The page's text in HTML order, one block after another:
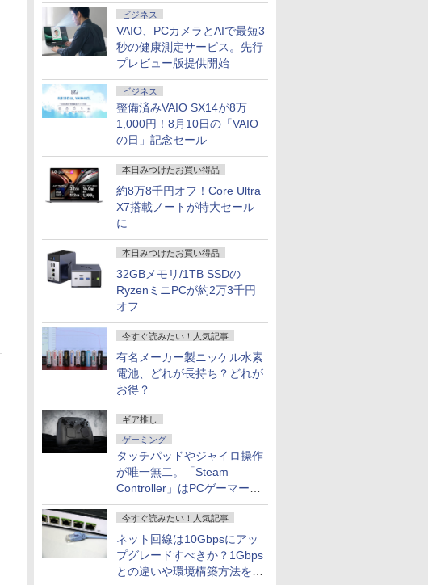
ビジネス
VAIO、PCカメラとAIで最短3
秒の健康測定サービス。先行
プレビュー版提供開始
ビジネス
整備済みVAIO SX14が8万
1,000円！8月10日の「VAIO
の日」記念セール
本日みつけたお買い得品
約8万8千円オフ！Core Ultra
X7搭載ノートが特大セール
に
本日みつけたお買い得品
32GBメモリ/1TB SSDの
RyzenミニPCが約2万3千円
オフ
今すぐ読みたい！人気記事
有名メーカー製ニッケル水素
電池、どれが長持ち？どれが
お得？
ギア推し
ゲーミング
タッチパッドやジャイロ操作
が唯一無二。「Steam
Controller」はPCゲーマーの
最適解だ
今すぐ読みたい！人気記事
ネット回線は10Gbpsにアッ
プグレードすべきか？1Gbps
との違いや環境構築方法を解